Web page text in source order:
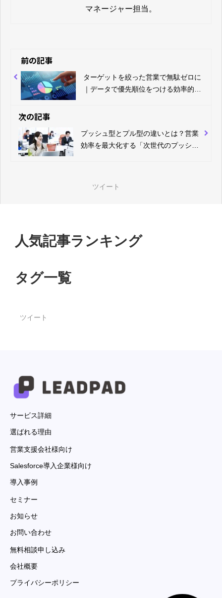
マネージャー担当。
前の記事
ターゲットを絞った営業で無駄ゼロに
｜データで優先順位をつける効率的ア
次の記事
プッシュ型とプル型の違いとは？営業
効率を最大化する「次世代のプッシュ
ツイート
人気記事ランキング
タグ一覧
ツイート
サービス詳細
選ばれる理由
営業支援会社様向け
Salesforce導入企業様向け
導入事例
セミナー
お知らせ
お問い合わせ
無料相談申し込み
会社概要
プライバシーポリシー